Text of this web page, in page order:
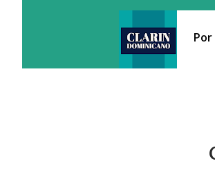
Por